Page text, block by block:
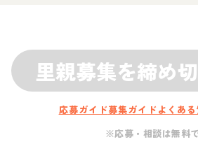
里親募集を締め
応募ガイド募集ガイド よくあ
※応募・相談は無料